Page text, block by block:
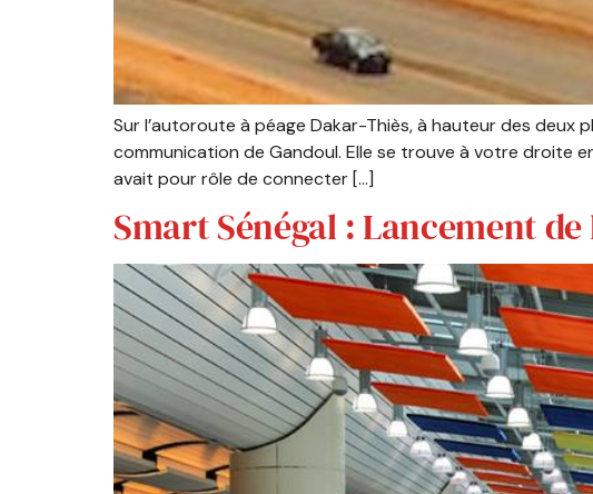
Sur l’autoroute à péage Dakar-Thiès, à hauteur des
communication de Gandoul. Elle se trouve à votre droite
avait pour rôle de connecter […]
Smart Sénégal : Lancement